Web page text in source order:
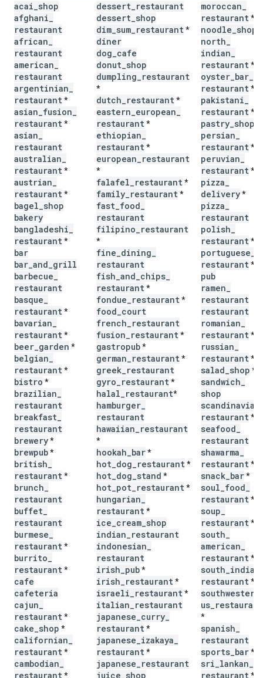
acai shop
afghani
restaurant
african
restaurant
american
restaurant
argentinian
restaurant*
asian fusion
restaurant*
asian
restaurant
australian
restaurant*
austrian
restaurant*
bagel shop
bakery
bangladeshi
restaurant*
bar
bar and grill
barbecue
restaurant
basque
restaurant*
bavarian
restaurant*
beer garden *
belgian
restaurant*
bistro *
brazilian
restaurant
breakfast
restaurant
brewery*
brewpub*
british
restaurant*
brunch
restaurant
buffet
restaurant
burmese
restaurant*
burrito
restaurant*
cafe
cafeteria
cajun
restaurant*
cake shop *
californian
restaurant*
cambodian
restaurant*
dessert restaurant
dessert shop
dim sum restaurant*
diner
dog cafe
donut shop
dumpling restaurant
*
dutch restaurant*
eastern european
restaurant*
ethiopian
restaurant*
european restaurant
*
falafel restaurant*
family restaurant*
fast food
restaurant
filipino restaurant
*
fine dining
restaurant
fish and chips
restaurant*
fondue restaurant*
food court
french restaurant
fusion restaurant*
gastropub*
german restaurant*
greek restaurant
gyro restaurant*
halal restaurant*
hamburger
restaurant
hawaiian restaurant
*
hookah bar*
hot dog restaurant*
hot dog stand *
hot pot restaurant*
hungarian
restaurant*
ice cream shop
indian restaurant
indonesian
restaurant
irish pub*
irish restaurant*
israeli restaurant*
italian restaurant
japanese curry
restaurant*
japanese izakaya
restaurant*
japanese restaurant
juice shop
moroccan
restaurant*
noodle shop
north
indian
restaurant*
oyster bar
restaurant*
pakistani
restaurant*
pastry shop
persian
restaurant*
peruvian
restaurant*
pizza
delivery*
pizza
restaurant
polish
restaurant*
portuguese
restaurant*
pub
ramen
restaurant
restaurant
romanian
restaurant*
russian
restaurant*
salad shop *
sandwich
shop
scandinavian
restaurant*
seafood
restaurant
shawarma
restaurant*
snack bar*
soul food
restaurant*
soup
restaurant*
south
american
restaurant*
south indian
restaurant*
southwestern
us restaurant
*
spanish
restaurant
sports bar*
sri lankan
restaurant*